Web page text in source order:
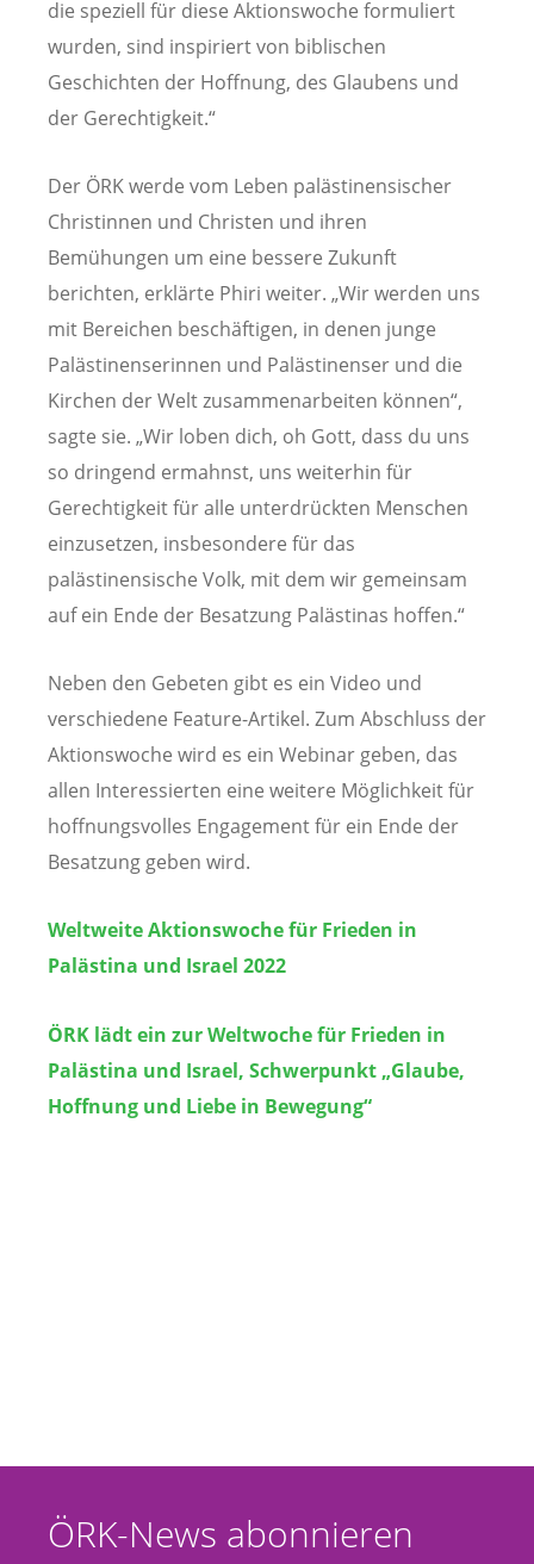
die speziell für diese Aktionswoche formuliert
wurden, sind inspiriert von biblischen
Geschichten der Hoffnung, des Glaubens und
der Gerechtigkeit.“
Der ÖRK werde vom Leben palästinensischer
Christinnen und Christen und ihren
Bemühungen um eine bessere Zukunft
berichten, erklärte Phiri weiter. „Wir werden uns
mit Bereichen beschäftigen, in denen junge
Palästinenserinnen und Palästinenser und die
Kirchen der Welt zusammenarbeiten können“,
sagte sie. „Wir loben dich, oh Gott, dass du uns
so dringend ermahnst, uns weiterhin für
Gerechtigkeit für alle unterdrückten Menschen
einzusetzen, insbesondere für das
palästinensische Volk, mit dem wir gemeinsam
auf ein Ende der Besatzung Palästinas hoffen.“
Neben den Gebeten gibt es ein Video und
verschiedene Feature-Artikel. Zum Abschluss der
Aktionswoche wird es ein Webinar geben, das
allen Interessierten eine weitere Möglichkeit für
hoffnungsvolles Engagement für ein Ende der
Besatzung geben wird.
Weltweite Aktionswoche für Frieden in
Palästina und Israel 2022
ÖRK lädt ein zur Weltwoche für Frieden in
Palästina und Israel, Schwerpunkt „Glaube,
Hoffnung und Liebe in Bewegung“
ÖRK-News abonnieren